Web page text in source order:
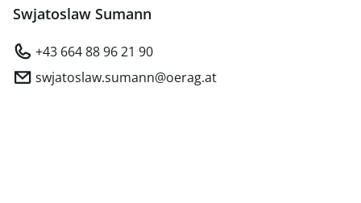
Swjatoslaw Sumann
+43 664 88 96 21 90
swjatoslaw.sumann@oerag.at